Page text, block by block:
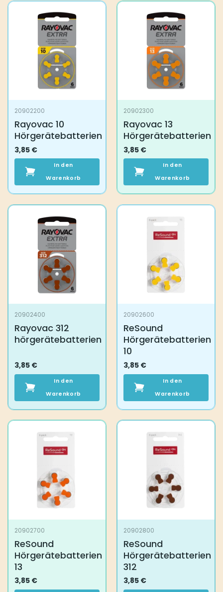
20902200
Rayovac 10
Hörgerätebatterien
3,85 €
In den
Warenkorb
20902300
Rayovac 13
Hörgerätebatterien
3,85 €
In den
Warenkorb
20902400
Rayovac 312
hörgerätebatterien
3,85 €
In den
Warenkorb
20902600
ReSound
Hörgerätebatterien
10
3,85 €
In den
Warenkorb
20902700
ReSound
Hörgerätebatterien
13
3,85 €
20902800
ReSound
Hörgerätebatterien
312
3,85 €